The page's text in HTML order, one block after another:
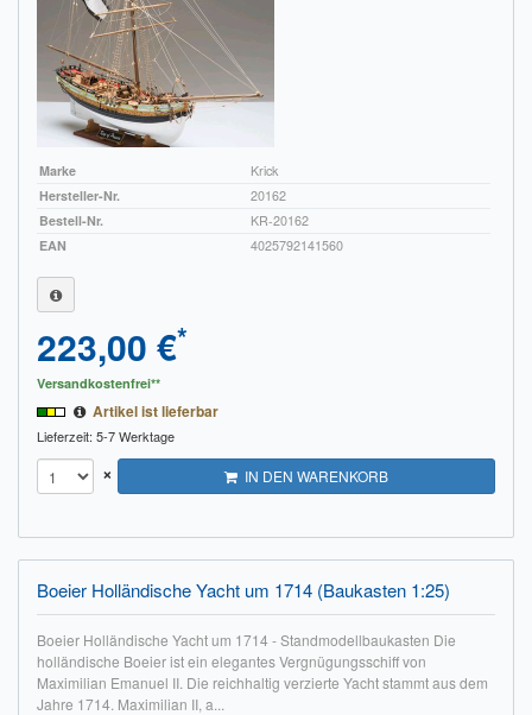
Marke
Krick
Hersteller-Nr.
20162
Bestell-Nr.
KR-20162
EAN
4025792141560
223,00 €*
Versandkostenfrei**
Artikel ist lieferbar
Lieferzeit: 5-7 Werktage
× IN DEN WARENKORB
Boeier Holländische Yacht um 1714 (Baukasten 1:25)
Boeier Holländische Yacht um 1714 - Standmodellbaukasten Die
holländische Boeier ist ein elegantes Vergnügungsschiff von
Maximilian Emanuel II. Die reichhaltig verzierte Yacht stammt aus dem
Jahre 1714. Maximilian II, a...